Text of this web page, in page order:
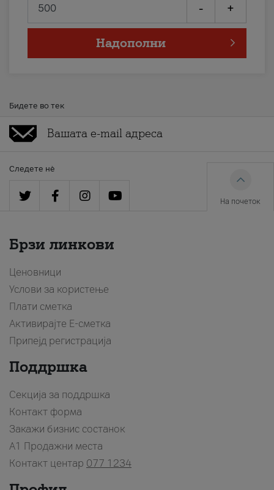
- +
Надополни
Бидете во тек
Следете нè
На почеток
Брзи линкови
Ценовници
Услови за користење
Плати сметка
Активирајте Е-сметка
Припејд регистрација
Поддршка
Секција за поддршка
Контакт форма
Закажи бизнис состанок
A1 Продажни места
Контакт центар 077 1234